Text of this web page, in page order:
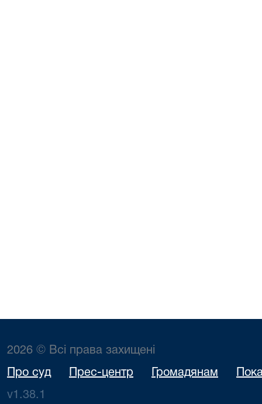
2026 © Всі права захищені
Про суд Прес-центр Громадянам
v1.38.1